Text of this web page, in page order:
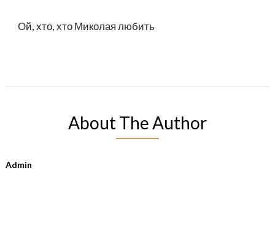
Ой, хто, хто Миколая любить
About The Author
Admin